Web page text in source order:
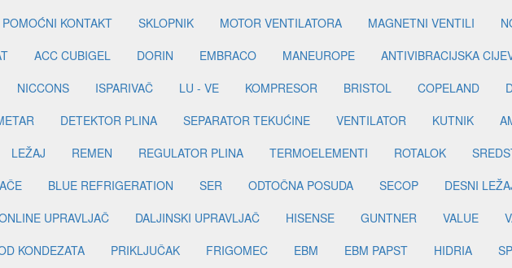
POMOĆNI KONTAKT SKLOPNIK MOTOR VENTILATORA MAGNETNI VENTILI
ACC CUBIGEL DORIN EMBRACO MANEUROPE ANTIVIBRACIJSKA
NICCONS ISPARIVAČ LU - VE KOMPRESOR BRISTOL COPELAND
DETEKTOR PLINA SEPARATOR TEKUĆINE VENTILATOR KUTNIK
LEŽAJ REMEN REGULATOR PLINA TERMOELEMENTI ROTALOK
BLUE REFRIGERATION SER ODTOČNA POSUDA SECOP DESNI
UPRAVLJAČ DALJINSKI UPRAVLJAČ HISENSE GUNTNER VALUE
KONDEZATA PRIKLJUČAK FRIGOMEC EBM EBM PAPST HIDRIA